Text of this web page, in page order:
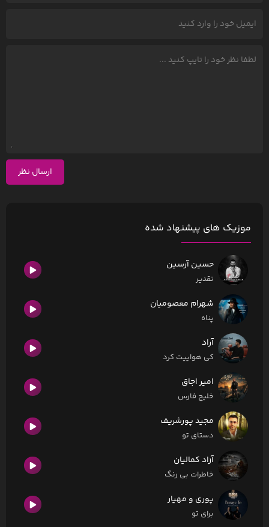
ارسال نظر
موزیک های پیشنهاد شده
حسین آرسین
تقدیر
شهرام معصومیان
پناه
آراد
کی هواییت کرد
امیر اجاق
خلیج فارس
مجید پورشریف
دستای تو
آزاد کمالیان
خاطرات بی رنگ
پوری و مهیار
برای تو